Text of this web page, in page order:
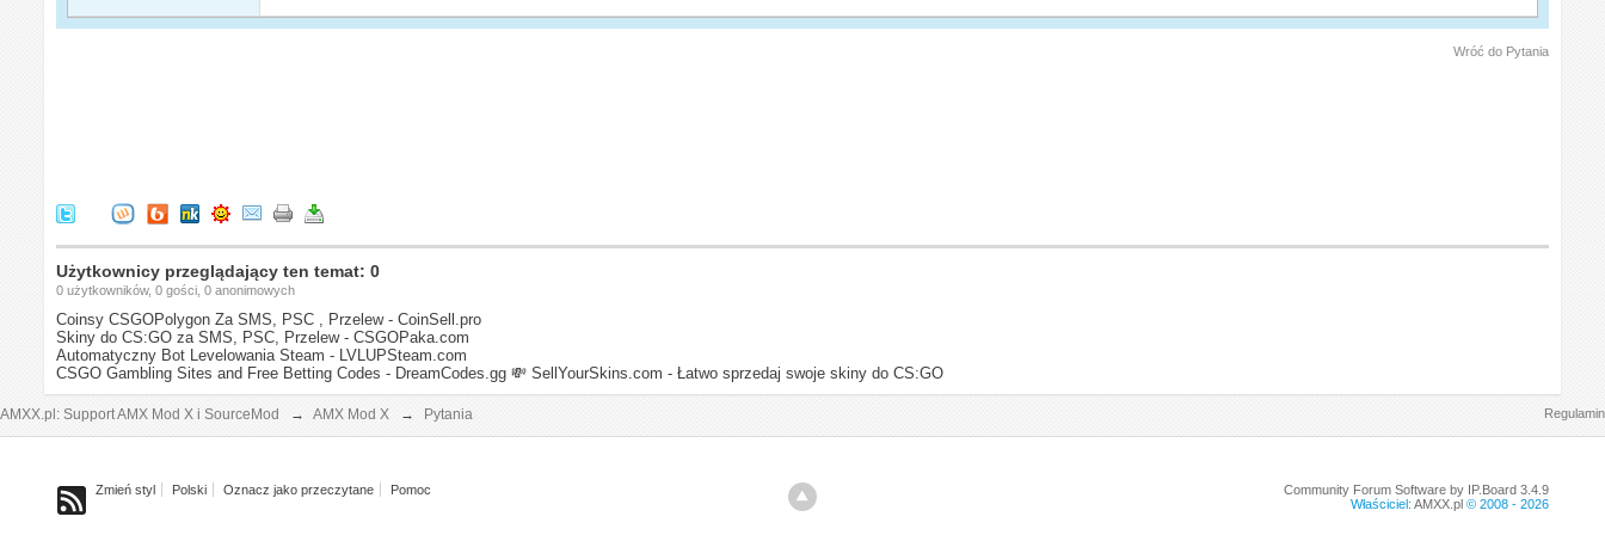
Wróć do Pytania
Użytkownicy przeglądający ten temat: 0
0 użytkowników, 0 gości, 0 anonimowych
Coinsy CSGOPolygon Za SMS, PSC , Przelew - CoinSell.pro
Skiny do CS:GO za SMS, PSC, Przelew - CSGOPaka.com
Automatyczny Bot Levelowania Steam - LVLUPSteam.com
CSGO Gambling Sites and Free Betting Codes - DreamCodes.gg 💸 SellYourSkins.com - Łatwo sprzedaj swoje skiny do CS:GO
AMXX.pl: Support AMX Mod X i SourceMod → AMX Mod X → Pytania Regulamin
Zmień styl Polski Oznacz jako przeczytane Pomoc
Community Forum Software by IP.Board 3.4.9
Właściciel: AMXX.pl© 2008 - 2026